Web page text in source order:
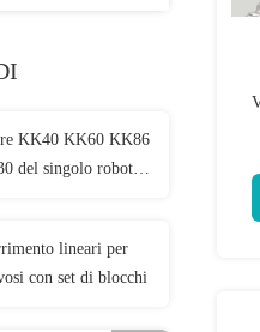
KK40 KK60 KK86
del singolo robot
lineari per
con set di blocchi